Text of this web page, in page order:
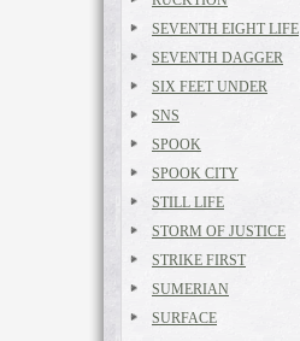
SEVENTH EIGHT LIFE
SEVENTH DAGGER
SIX FEET UNDER
SNS
SPOOK
SPOOK CITY
STILL LIFE
STORM OF JUSTICE
STRIKE FIRST
SUMERIAN
SURFACE